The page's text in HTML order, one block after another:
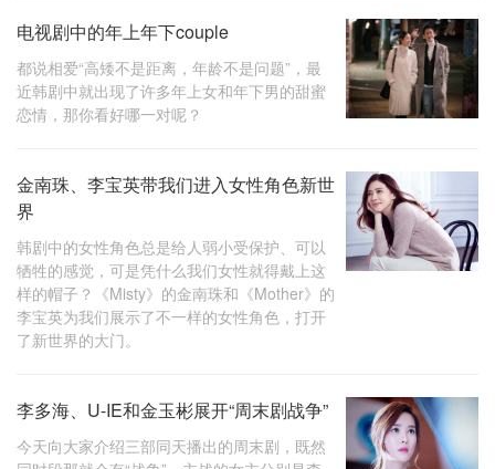
电视剧中的年上年下couple
都说相爱“高矮不是距离，年龄不是问题”，最
近韩剧中就出现了许多年上女和年下男的甜蜜
恋情，那你看好哪一对呢？
金南珠、李宝英带我们进入女性角色新世
界
韩剧中的女性角色总是给人弱小受保护、可以
牺牲的感觉，可是凭什么我们女性就得戴上这
样的帽子？《Misty》的金南珠和《Mother》的
李宝英为我们展示了不一样的女性角色，打开
了新世界的大门。
李多海、U-IE和金玉彬展开“周末剧战争”
今天向大家介绍三部同天播出的周末剧，既然